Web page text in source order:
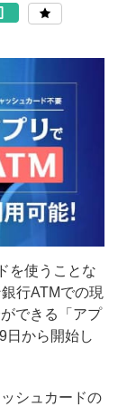
を使うことな
行ATMでの現
できる「アプ
日から開始し
シュカードの